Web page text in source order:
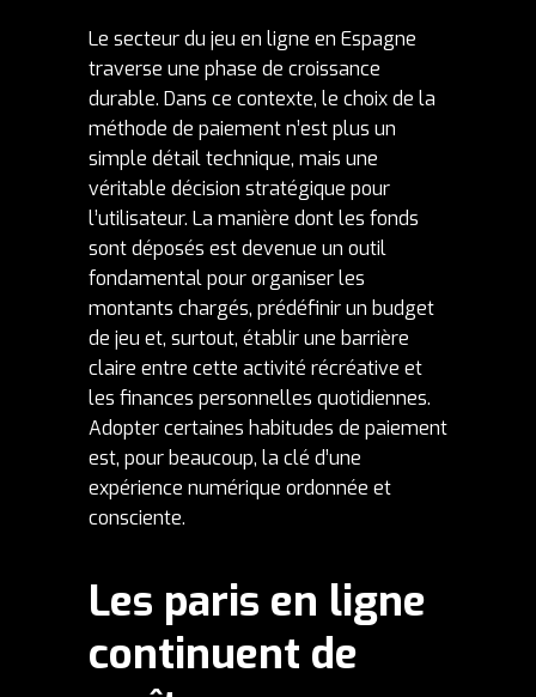
Le secteur du jeu en ligne en Espagne
traverse une phase de croissance
durable. Dans ce contexte, le choix de la
méthode de paiement n’est plus un
simple détail technique, mais une
véritable décision stratégique pour
l’utilisateur. La manière dont les fonds
sont déposés est devenue un outil
fondamental pour organiser les
montants chargés, prédéfinir un budget
de jeu et, surtout, établir une barrière
claire entre cette activité récréative et
les finances personnelles quotidiennes.
Adopter certaines habitudes de paiement
est, pour beaucoup, la clé d’une
expérience numérique ordonnée et
consciente.
Les paris en ligne
continuent de